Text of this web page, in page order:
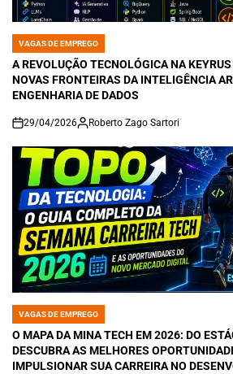
POSTED
IN
VAGAS DE EMPREGO
A REVOLUÇÃO TECNOLÓGICA NA
NOVAS FRONTEIRAS DA INTELIGÊNCIA
ENGENHARIA DE DADOS
on
29/04/2026 Roberto Zago Sartori
POSTED
IN
VAGAS DE EMPREGO
O MAPA DA MINA TECH EM 2026: DO
DESCUBRA AS MELHORES
IMPULSIONAR SUA CARREIRA NO